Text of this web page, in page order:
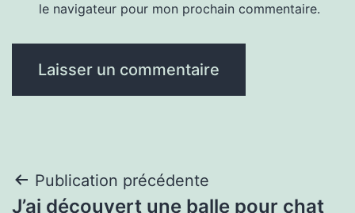
le navigateur pour mon prochain commentaire.
Navigation
Publication précédente
J’ai découvert une balle pour chat